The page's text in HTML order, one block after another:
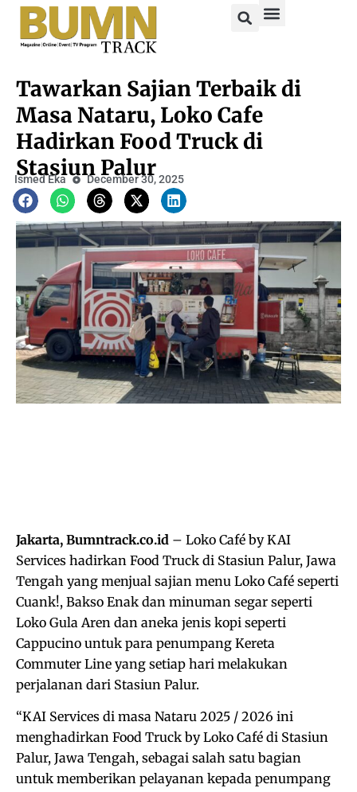
Tawarkan Sajian Terbaik di
Masa Nataru, Loko Cafe
Hadirkan Food Truck di
Stasiun Palur
Ismed Eka December 30, 2025
Jakarta, Bumntrack.co.id – Loko Café by KAI
Services hadirkan Food Truck di Stasiun Palur, Jawa
Tengah yang menjual sajian menu Loko Café seperti
Cuank!, Bakso Enak dan minuman segar seperti
Loko Gula Aren dan aneka jenis kopi seperti
Cappucino untuk para penumpang Kereta
Commuter Line yang setiap hari melakukan
perjalanan dari Stasiun Palur.
“KAI Services di masa Nataru 2025 / 2026 ini
menghadirkan Food Truck by Loko Café di Stasiun
Palur, Jawa Tengah, sebagai salah satu bagian
untuk memberikan pelayanan kepada penumpang